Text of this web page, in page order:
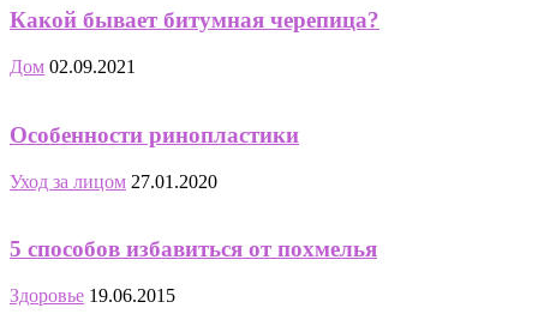
Какой бывает битумная черепица?
Дом 02.09.2021
Особенности ринопластики
Уход за лицом 27.01.2020
5 способов избавиться от похмелья
Здоровье 19.06.2015